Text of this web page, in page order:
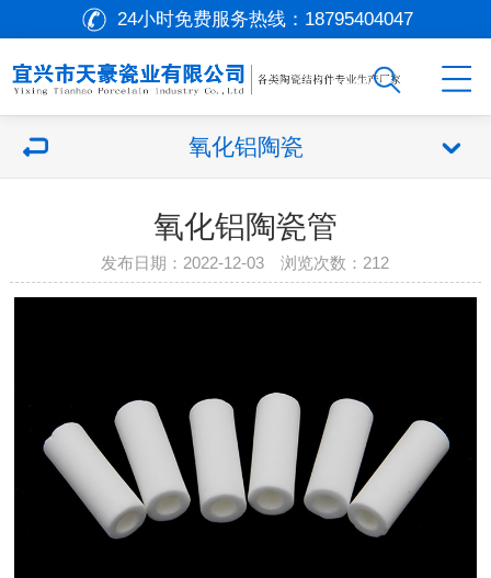
24小时免费服务热线： 18795404047
氧化铝陶瓷
氧化铝陶瓷管
发布日期：2022-12-03 浏览次数： 212